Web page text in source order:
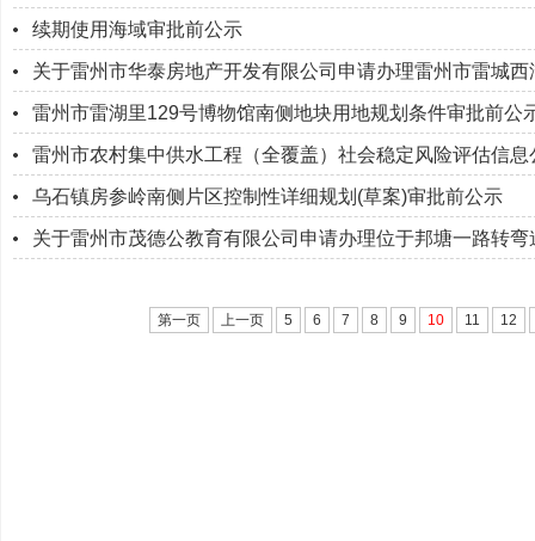
续期使用海域审批前公示
关于雷州市华泰房地产开发有限公司申请办理雷州市雷城
雷州市雷湖里129号博物馆南侧地块用地规划条件审批前公
雷州市农村集中供水工程（全覆盖）社会稳定风险评估信息
乌石镇房参岭南侧片区控制性详细规划(草案)审批前公示
关于雷州市茂德公教育有限公司申请办理位于邦塘一路转
第一页 上一页 5 6 7 8 9 10 11 12